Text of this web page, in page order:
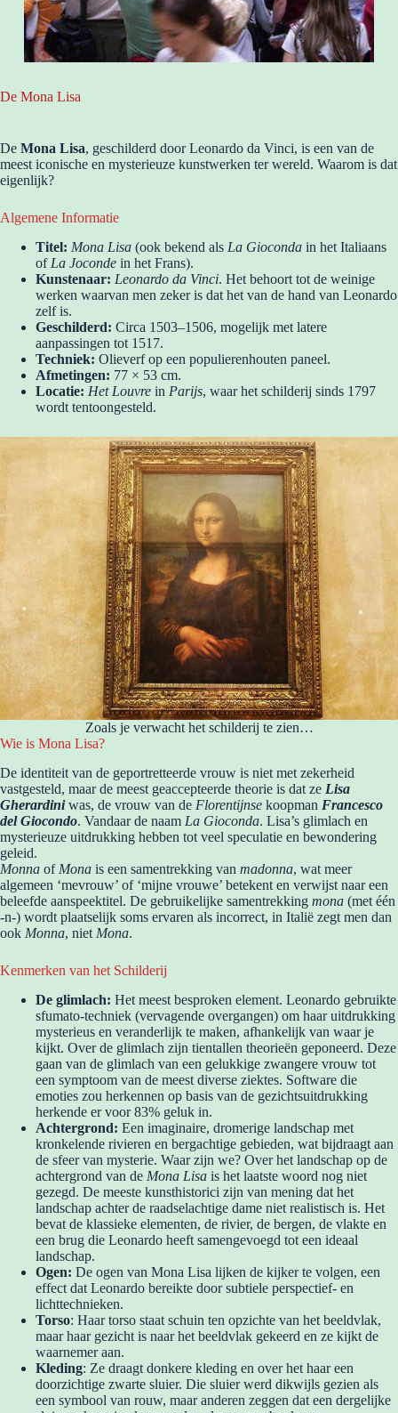
De Mona Lisa
De Mona Lisa, geschilderd door Leonardo da Vinci, is een van de
meest iconische en mysterieuze kunstwerken ter wereld. Waarom is dat
eigenlijk?
Algemene Informatie
Titel: Mona Lisa (ook bekend als La Gioconda in het Italiaans
of La Joconde in het Frans).
Kunstenaar: Leonardo da Vinci. Het behoort tot de weinige
werken waarvan men zeker is dat het van de hand van Leonardo
zelf is.
Geschilderd: Circa 1503–1506, mogelijk met latere
aanpassingen tot 1517.
Techniek: Olieverf op een populierenhouten paneel.
Afmetingen: 77 × 53 cm.
Locatie: Het Louvre in Parijs, waar het schilderij sinds 1797
wordt tentoongesteld.
Zoals je verwacht het schilderij te zien…
Wie is Mona Lisa?
De identiteit van de geportretteerde vrouw is niet met zekerheid
vastgesteld, maar de meest geaccepteerde theorie is dat ze Lisa
Gherardiniwas, de vrouw van de Florentijnse koopman Francesco
del Giocondo. Vandaar de naam La Gioconda. Lisa’s glimlach en
mysterieuze uitdrukking hebben tot veel speculatie en bewondering
geleid.
Monna of Mona is een samentrekking van madonna, wat meer
algemeen ‘mevrouw’ of ‘mijne vrouwe’ betekent en verwijst naar een
beleefde aanspeektitel. De gebruikelijke samentrekking mona (met één
-n-) wordt plaatselijk soms ervaren als incorrect, in Italië zegt men dan
ook Monna, niet Mona.
Kenmerken van het Schilderij
De glimlach: Het meest besproken element. Leonardo gebruikte
sfumato-techniek (vervagende overgangen) om haar uitdrukking
mysterieus en veranderlijk te maken, afhankelijk van waar je
kijkt. Over de glimlach zijn tientallen theorieën geponeerd. Deze
gaan van de glimlach van een gelukkige zwangere vrouw tot
een symptoom van de meest diverse ziektes. Software die
emoties zou herkennen op basis van de gezichtsuitdrukking
herkende er voor 83% geluk in.
Achtergrond: Een imaginaire, dromerige landschap met
kronkelende rivieren en bergachtige gebieden, wat bijdraagt aan
de sfeer van mysterie. Waar zijn we? Over het landschap op de
achtergrond van de Mona Lisa is het laatste woord nog niet
gezegd. De meeste kunsthistorici zijn van mening dat het
landschap achter de raadselachtige dame niet realistisch is. Het
bevat de klassieke elementen, de rivier, de bergen, de vlakte en
een brug die Leonardo heeft samengevoegd tot een ideaal
landschap.
Ogen: De ogen van Mona Lisa lijken de kijker te volgen, een
effect dat Leonardo bereikte door subtiele perspectief- en
lichttechnieken.
Torso: Haar torso staat schuin ten opzichte van het beeldvlak,
maar haar gezicht is naar het beeldvlak gekeerd en ze kijkt de
waarnemer aan.
Kleding: Ze draagt donkere kleding en over het haar een
doorzichtige zwarte sluier. Die sluier werd dikwijls gezien als
een symbool van rouw, maar anderen zeggen dat een dergelijke